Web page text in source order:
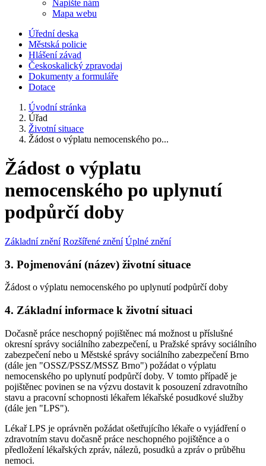
Napište nám
Mapa webu
Úřední deska
Městská policie
Hlášení závad
Českoskalický zpravodaj
Dokumenty a formuláře
Dotace
Úvodní stránka
Úřad
Životní situace
Žádost o výplatu nemocenského po...
Žádost o výplatu
nemocenského po uplynutí
podpůrčí doby
Základní znění Rozšířené znění Úplné znění
3. Pojmenování (název) životní situace
Žádost o výplatu nemocenského po uplynutí podpůrčí doby
4. Základní informace k životní situaci
Dočasně práce neschopný pojištěnec má možnost u příslušné
okresní správy sociálního zabezpečení, u Pražské správy sociálního
zabezpečení nebo u Městské správy sociálního zabezpečení Brno
(dále jen "OSSZ/PSSZ/MSSZ Brno") požádat o výplatu
nemocenského po uplynutí podpůrčí doby. V tomto případě je
pojištěnec povinen se na výzvu dostavit k posouzení zdravotního
stavu a pracovní schopnosti lékařem lékařské posudkové služby
(dále jen "LPS").
Lékař LPS je oprávněn požádat ošetřujícího lékaře o vyjádření o
zdravotním stavu dočasně práce neschopného pojištěnce a o
předložení lékařských zpráv, nálezů, posudků a zpráv o průběhu
nemoci.